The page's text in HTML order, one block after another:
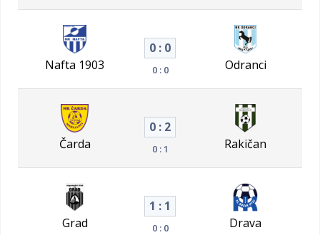
Nafta 1903
0 : 0
0 : 0 Odranci
Čarda
0 : 2
0 : 1 Rakičan
Grad
1 : 1
0 : 0 Drava